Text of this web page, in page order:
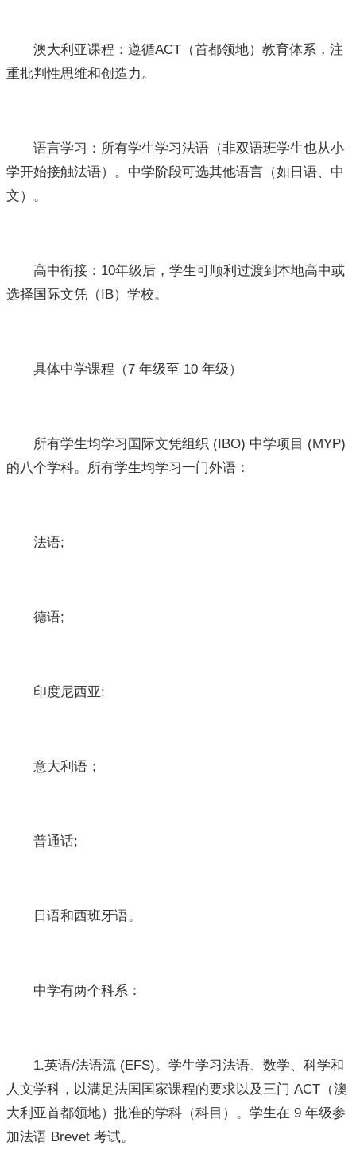
澳大利亚课程：遵循ACT（首都领地）教育体系，注
重批判性思维和创造力。
语言学习：所有学生学习法语（非双语班学生也从小
学开始接触法语）。中学阶段可选其他语言（如日语、中
文）。
高中衔接：10年级后，学生可顺利过渡到本地高中或
选择国际文凭（IB）学校。
具体中学课程（7 年级至 10 年级）
所有学生均学习国际文凭组织 (IBO) 中学项目 (MYP)
的八个学科。所有学生均学习一门外语：
法语;
德语;
印度尼西亚;
意大利语；
普通话;
日语和西班牙语。
中学有两个科系：
1.英语/法语流 (EFS)。学生学习法语、数学、科学和
人文学科，以满足法国国家课程的要求以及三门 ACT（澳
大利亚首都领地）批准的学科（科目）。学生在 9 年级参
加法语 Brevet 考试。